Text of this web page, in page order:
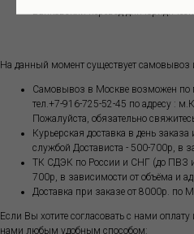
Банковский перевод для
На данный момент существует самовывоз
Самовывоз в Москве возможен по
тел.+7-916-725-52-45 по адресу :
Пожалуйста, обязательно
Курьерская доставка в день
службой Достависта - 500-700р, в
ТК СДЭК по России и СНГ (до ПВЗ и
700р, в зависимости от объёма и
Доставка при заказе от 8000р. по
Если Вы хотите согласовать с нами
нами любым удобным способом: